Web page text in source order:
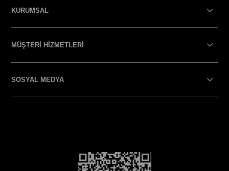
KURUMSAL
MÜŞTERİ HİZMETLERİ
SOSYAL MEDYA